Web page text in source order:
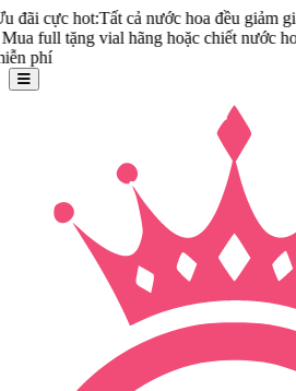
cả nước hoa đều giảm giá 10% -
vial hãng hoặc chiết nước hoa loại khác